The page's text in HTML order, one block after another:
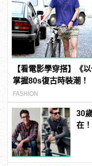
【看電影學穿搭】《
掌握80s復古時裝潮！
FASHION
30
在